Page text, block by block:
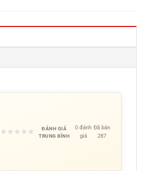
★ ★ ★ ★ ★
ĐÁNH GIÁ
TRUNG BÌNH
0 đánh
giá
Đã bán
287